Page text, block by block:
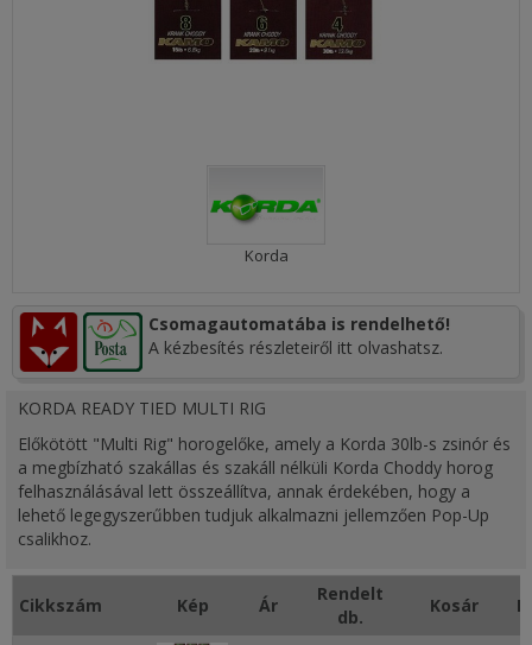
Korda
Csomagautomatába is rendelhető!
A kézbesítés részleteiről itt olvashatsz.
KORDA READY TIED MULTI RIG
Előkötött "Multi Rig" horogelőke, amely a Korda 30lb-s zsinór és
a megbízható szakállas és szakáll nélküli Korda Choddy horog
felhasználásával lett összeállítva, annak érdekében, hogy a
lehető legegyszerűbben tudjuk alkalmazni jellemzően Pop-Up
csalikhoz.
Cikkszám Kép Ár
Rendelt
db.
Kosár